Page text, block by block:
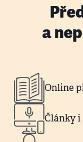
a
Online
Články